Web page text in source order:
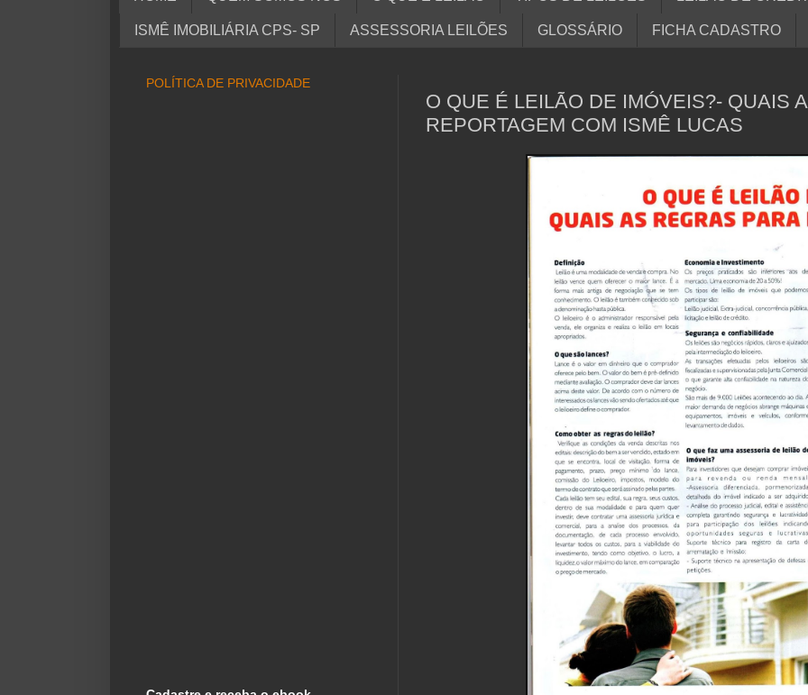
ISMÊ IMOBILIÁRIA CPS- SP ASSESSORIA LEILÕES GLOSSÁRIO FICHA CADASTRO
O QUE É LEILÃO DE IMÓVEIS?- QUAIS
REPORTAGEM COM ISMÊ LUCAS
POLÍTICA DE PRIVACIDADE